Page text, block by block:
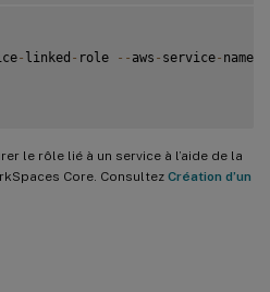
- linked - role -- aws - service- name
le rôle lié à un service à l’aide de la
Core. Consultez Création d’un